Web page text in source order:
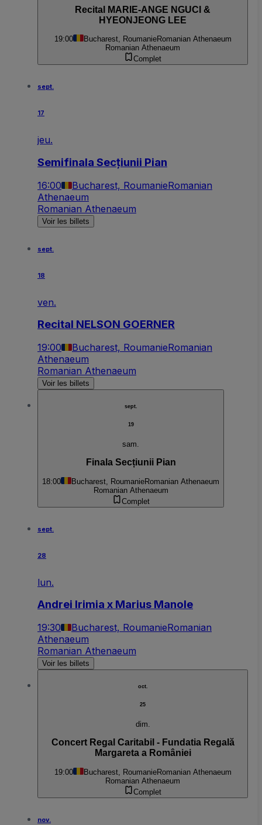
Recital MARIE-ANGE NGUCI &
HYEONJEONG LEE
19:00 Bucharest, RoumanieRomanian Athenaeum
Romanian Athenaeum
Complet
sept.
17
jeu.
Semifinala Secțiunii Pian
16:00 Bucharest, RoumanieRomanian
Athenaeum
Romanian Athenaeum
Voir les billets
sept.
18
ven.
Recital NELSON GOERNER
19:00 Bucharest, RoumanieRomanian
Athenaeum
Romanian Athenaeum
Voir les billets
sept.
19
sam.
Finala Secțiunii Pian
18:00 Bucharest, RoumanieRomanian Athenaeum
Romanian Athenaeum
Complet
sept.
28
lun.
Andrei Irimia x Marius Manole
19:30 Bucharest, RoumanieRomanian
Athenaeum
Romanian Athenaeum
Voir les billets
oct.
25
dim.
Concert Regal Caritabil - Fundatia Regală
Margareta a României
19:00 Bucharest, RoumanieRomanian Athenaeum
Romanian Athenaeum
Complet
nov.